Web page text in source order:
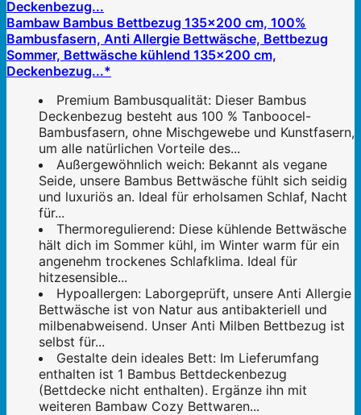
Bambaw Bambus Bettbezug 135x200 cm, 100%
Bambusfasern, Anti Allergie Bettwäsche, Bettbezug
Sommer, Bettwäsche kühlend 135x200 cm,
Deckenbezug...*
Premium Bambusqualität: Dieser Bambus
Deckenbezug besteht aus 100 % Tanboocel-
Bambusfasern, ohne Mischgewebe und Kunstfasern,
um alle natürlichen Vorteile des...
Außergewöhnlich weich: Bekannt als vegane
Seide, unsere Bambus Bettwäsche fühlt sich seidig
und luxuriös an. Ideal für erholsamen Schlaf, Nacht
für...
Thermoregulierend: Diese kühlende Bettwäsche
hält dich im Sommer kühl, im Winter warm für ein
angenehm trockenes Schlafklima. Ideal für
hitzesensible...
Hypoallergen: Laborgeprüft, unsere Anti Allergie
Bettwäsche ist von Natur aus antibakteriell und
milbenabweisend. Unser Anti Milben Bettbezug ist
selbst für...
Gestalte dein ideales Bett: Im Lieferumfang
enthalten ist 1 Bambus Bettdeckenbezug
(Bettdecke nicht enthalten). Ergänze ihn mit
weiteren Bambaw Cozy Bettwaren...